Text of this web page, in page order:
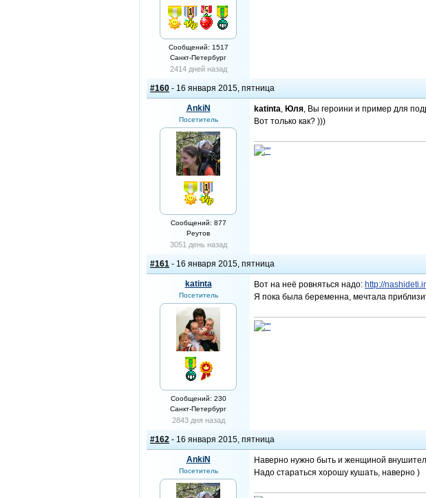
Сообщений: 1517
Санкт-Петербург
2414 дней назад
#160 - 16 января 2015, пятница
AnkiN
Посетитель
Сообщений: 877
Реутов
3051 день назад
katinta, Юля, Вы героини и пример для
Вот только как? )))
#161 - 16 января 2015, пятница
katinta
Посетитель
Сообщений: 230
Санкт-Петербург
2843 дня назад
Вот на неё ровняться надо: http://
Я пока была беременна, мечтала
#162 - 16 января 2015, пятница
AnkiN
Посетитель
Наверно нужно быть и женщиной
Надо стараться хорошу кушать, наверно )